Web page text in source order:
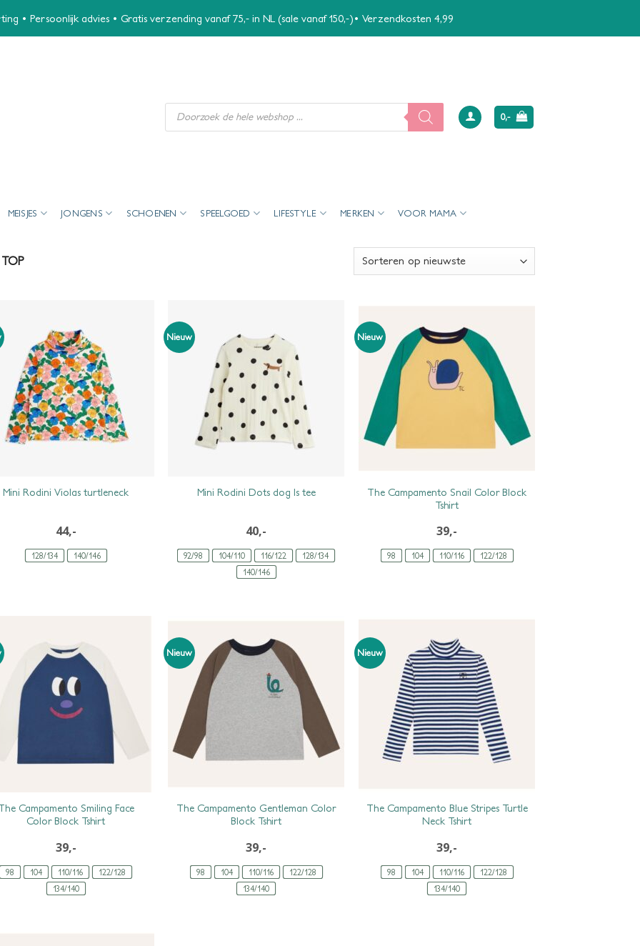
• Persoonlijk advies • Gratis verzending vanaf 75,- in NL (sale vanaf 150,-)• Verzendkosten 4,99
Producten
zoeken
0,-
MEISJES JONGENS SCHOENEN SPEELGOED LIFESTYLE MERKEN VOOR MAMA
128/134 140/146
Mini Rodini Violas turtleneck
44,-
Nieuw
92/98 104/110 116/122
128/134
140/146
Mini Rodini Dots dog ls tee
40,-
Nieuw
98 104 110/116 122/128
The Campamento Snail Color Block
Tshirt
39,-
98 104 110/116
122/128
134/140
Campamento Smiling Face
Color Block Tshirt
39,-
Nieuw
98 104 110/116
122/128
134/140
The Campamento Gentleman Color
Block Tshirt
39,-
Nieuw
98 104 110/116
122/128
134/140
The Campamento Blue Stripes Turtle
Neck Tshirt
39,-